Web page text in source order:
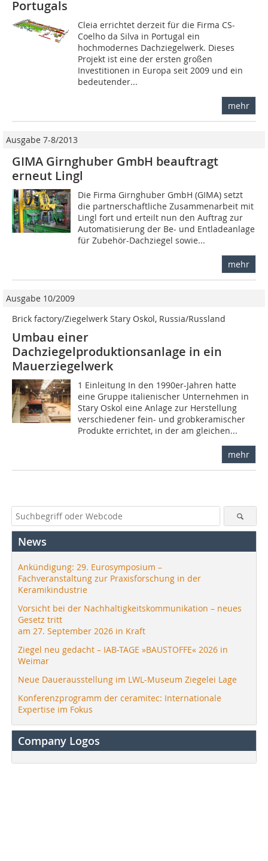
Portugals
Cleia errichtet derzeit für die Firma CS-
Coelho da Silva in Portugal ein
hochmodernes Dachziegelwerk. Dieses
Projekt ist eine der ersten großen
Investitionen in Europa seit 2009 und ein
bedeutender...
mehr
Ausgabe 7-8/2013
GIMA Girnghuber GmbH beauftragt
erneut Lingl
Die Firma Girnghuber GmbH (GIMA) setzt
die partnerschaftliche Zusammenarbeit mit
Lingl fort und erteilt nun den Auftrag zur
Automatisierung der Be- und Entladeanlage
für Zubehör-Dachziegel sowie...
mehr
Ausgabe 10/2009
Brick factory/Ziegelwerk Stary Oskol, Russia/Russland
Umbau einer
Dachziegelproduktionsanlage in ein
Mauerziegelwerk
1 Einleitung In den 1990er-Jahren hatte
eine Gruppe italienischer Unternehmen in
Stary Oskol eine Anlage zur Herstellung
verschiedener fein- und grobkeramischer
Produkte errichtet, in der am gleichen...
mehr
News
Ankündigung: 29. Eurosymposium –
Fachveranstaltung zur Praxisforschung in der
Keramikindustrie
Vorsicht bei der Nachhaltigkeitskommunikation – neues
Gesetz tritt
am 27. September 2026 in Kraft
Ziegel neu gedacht – IAB-TAGE »BAUSTOFFE« 2026 in
Weimar
Neue Dauerausstellung im LWL-Museum Ziegelei Lage
Konferenzprogramm der ceramitec: Internationale
Expertise im Fokus
Company Logos